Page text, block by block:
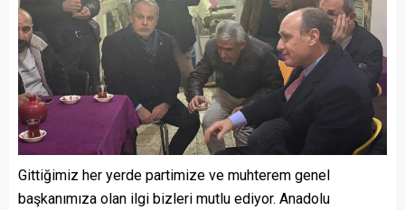
Gittiğimiz her yerde partimize ve muhterem genel
başkanımıza olan ilgi bizleri mutlu ediyor. Anadolu